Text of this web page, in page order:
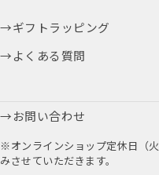
ギフトラッピング
よくある質問
お問い合わせ
※オンラインショップ定休日（
みさせていただきます。